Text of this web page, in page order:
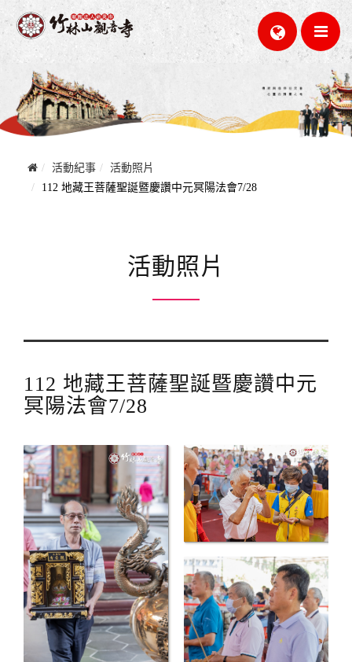
活動紀事
活動照片
112 地藏王菩薩聖誕暨慶讚中元冥陽法會7/28
活動照片
112 地藏王菩薩聖誕暨慶讚中元
冥陽法會7/28